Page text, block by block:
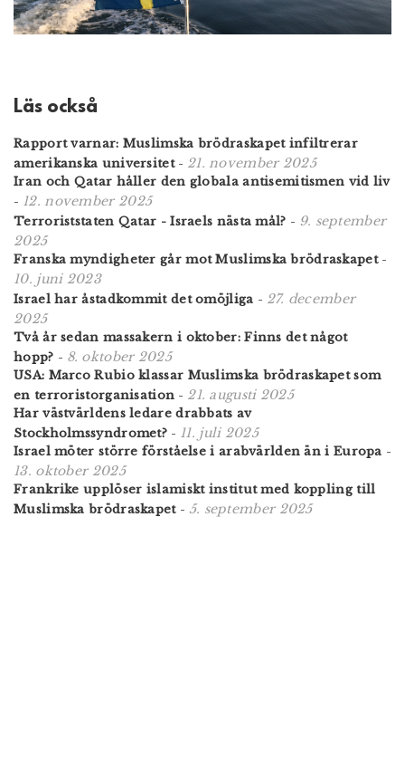
Läs också
Rapport varnar: Muslimska brödraskapet infiltrerar
amerikanska universitet- 21. november 2025
Iran och Qatar håller den globala antisemitismen vid liv
- 12. november 2025
Terroriststaten Qatar - Israels nästa mål? - 9. september
2025
Franska myndigheter går mot Muslimska brödraskapet-
10. juni 2023
Israel har åstadkommit det omöjliga - 27. december
2025
Två år sedan massakern i oktober: Finns det något
hopp? - 8. oktober 2025
USA: Marco Rubio klassar Muslimska brödraskapet som
en terroristorganisation - 21. augusti 2025
Har västvärldens ledare drabbats av
Stockholmssyndromet? - 11. juli 2025
Israel möter större förståelse i arabvärlden än i Europa -
13. oktober 2025
Frankrike upplöser islamiskt institut med koppling till
Muslimska brödraskapet- 5. september 2025